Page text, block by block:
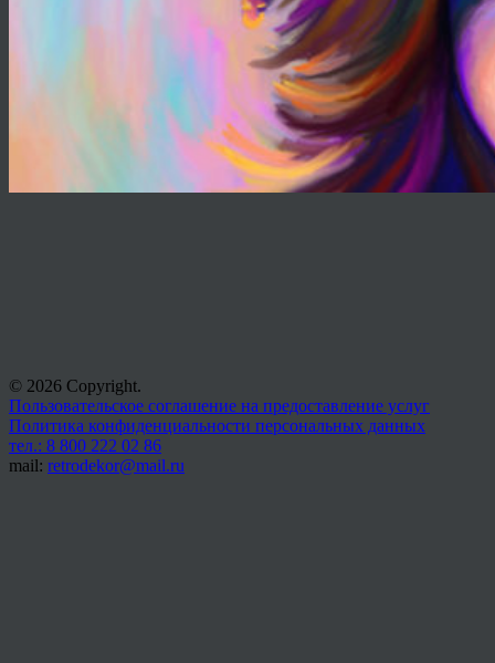
© 2026 Copyright.
Пользовательское соглашение на предоставление услуг
Политика конфиденциальности персональных данных
тел.: 8 800 222 02 86
mail: retrodekor@mail.ru